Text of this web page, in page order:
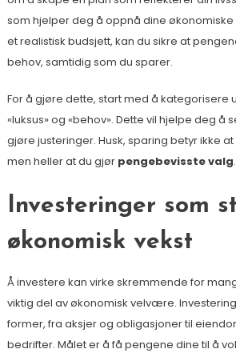
som hjelper deg å oppnå dine
et realistisk budsjett, kan du sikre at
behov, samtidig som du sparer.
For å gjøre dette, start med å kategorisere
«luksus» og «behov». Dette vil hjelpe deg å
gjøre justeringer. Husk, sparing betyr ikke
men heller at du gjør pengebevisste valg.
Investeringer som
økonomisk vekst
Å investere kan virke skremmende for
viktig del av økonomisk velvære.
former, fra aksjer og obligasjoner til
bedrifter. Målet er å få pengene dine til å